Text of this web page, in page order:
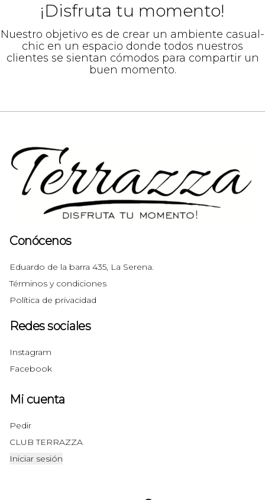
¡Disfruta tu momento!
Nuestro objetivo es de crear un ambiente casual-
chic en un espacio donde todos nuestros
clientes se sientan cómodos para compartir un
buen momento.
Conócenos
Eduardo de la barra 435, La Serena.
Términos y condiciones
Política de privacidad
Redes sociales
Instagram
Facebook
Mi cuenta
Pedir
CLUB TERRAZZA
Iniciar sesión